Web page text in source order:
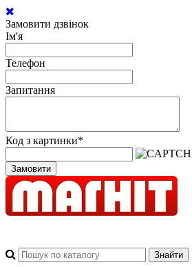
Замовити дзвінок
Ім'я
Телефон
Запитання
Код з картинки*
Замовити